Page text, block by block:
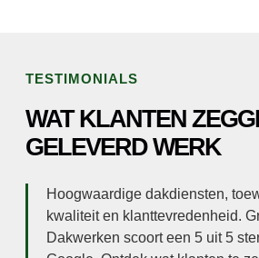
TESTIMONIALS
WAT KLANTEN
GELEVERD WERK
Hoogwaardige dakdiensten,
kwaliteit en klanttevredenheid.
Dakwerken scoort een 5 uit 5